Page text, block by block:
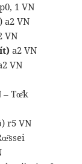
p0, 1 VN
a2 VN
VN
a2 VN
VN
– Tœ̆k
r5 VN